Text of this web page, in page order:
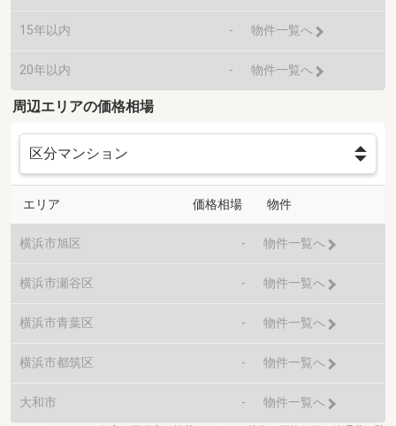
15年以内 - 物件一覧へ
20年以内 - 物件一覧へ
周辺エリアの価格相場
エリア 価格相場 物件
横浜市旭区 - 物件一覧へ
横浜市瀬谷区 - 物件一覧へ
横浜市青葉区 - 物件一覧へ
横浜市都筑区 - 物件一覧へ
大和市 - 物件一覧へ